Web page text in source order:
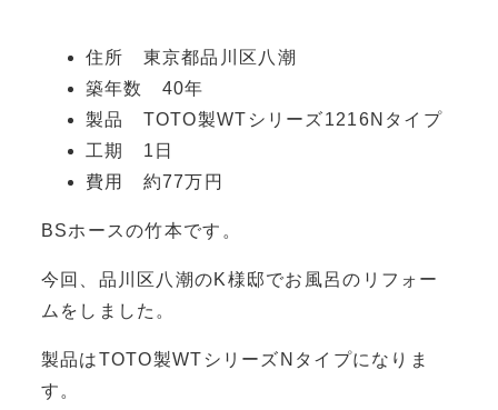
住所 東京都品川区八潮
築年数 40年
製品 TOTO製WTシリーズ1216Nタイプ
工期 1日
費用 約77万円
BSホースの竹本です。
今回、品川区八潮のK様邸でお風呂のリフォー
ムをしました。
製品はTOTO製WTシリーズNタイプになりま
す。